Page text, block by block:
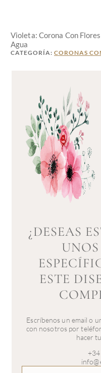
Violeta: Corona Con
Agua
CATEGORÍA: CORONAS
¿DESEAS
ESTE
Escríbenos un email o
con nosotros por
hacer